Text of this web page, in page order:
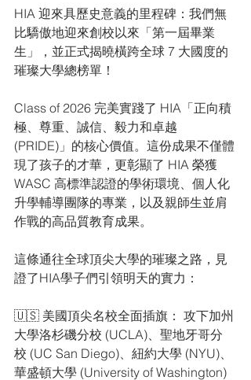
HIA 迎來具歷史意義的里程碑：我們無
比驕傲地迎來創校以來「第一屆畢業
生」，並正式揭曉橫跨全球 7 大國度的
璀璨大學總榜單！
Class of 2026 完美實踐了 HIA「正向積
極、尊重、誠信、毅力和卓越
(PRIDE)」的核心價值。這份成果不僅體
現了孩子的才華，更彰顯了 HIA 榮獲
WASC 高標準認證的學術環境、個人化
升學輔導團隊的專業，以及親師生並肩
作戰的高品質教育成果。
這條通往全球頂尖大學的璀璨之路，見
證了HIA學子們引領明天的實力：
🇺🇸 美國頂尖名校全面插旗： 攻下加州
大學洛杉磯分校 (UCLA)、聖地牙哥分
校 (UC San Diego)、紐約大學 (NYU)、
華盛頓大學 (University of Washington)